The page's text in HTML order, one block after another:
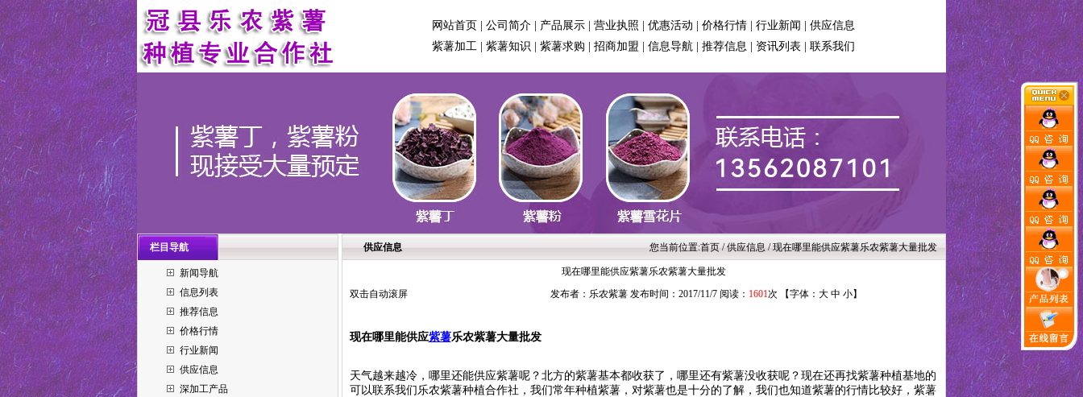
网站首页 公司简介| 产品展示| 营业执照 优惠活动 价格行情| 行业新闻
供应信息
紫薯加工| 紫薯知识 紫薯求购 招商加盟 信息导航| 推荐信息 资讯列表| 联系我们
栏目导航
新闻导航
信息列表
推荐信息
价格行情
行业新闻
供应信息
深加工产品
供应信息 您当前位置:首页 / 供应信息 / 现在哪里能供应紫薯乐农紫薯大量批发
现在哪里能供应紫薯乐农紫薯大量批发
双击自动滚屏
发布者：乐农紫薯 发布时间：2017/11/7 阅读： 1601次 【字体： 大 中 小】
现在哪里能供应紫薯乐农紫薯大量批发
天气越来越冷，哪里还能供应紫薯呢？北方的紫薯基本都收获了，哪里还有紫薯没收获呢？现在还再找紫薯种植基地的
可以联系我们乐农紫薯种植合作社，我们常年种植紫薯，对紫薯也是十分的了解，我们也知道紫薯的行情比较好，紫薯